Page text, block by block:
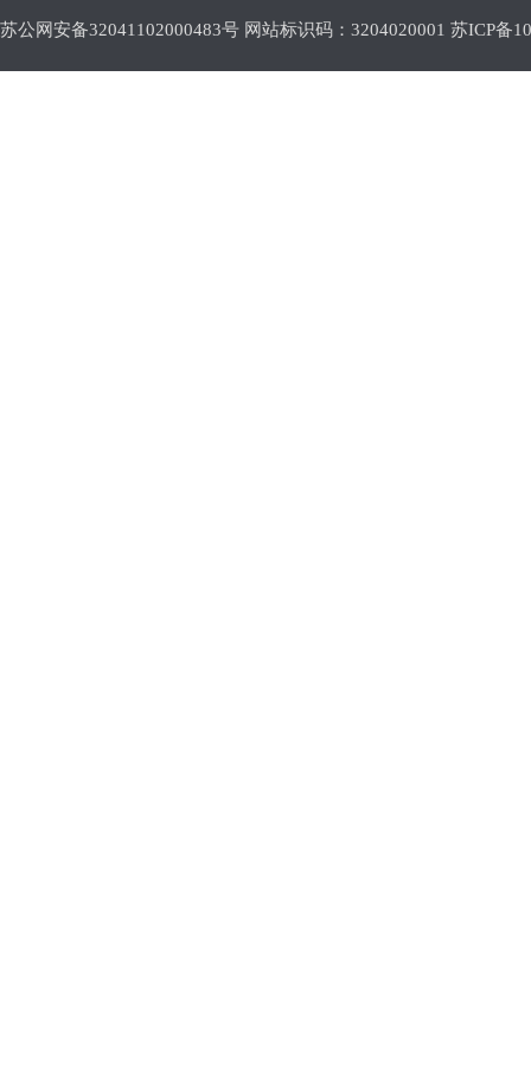
苏公网安备32041102000483号 网站标识码：3204020001 苏ICP备